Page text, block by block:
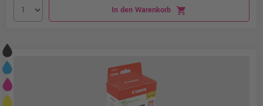
In den Warenkorb shopping_cart